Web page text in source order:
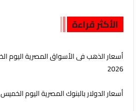
الأكثر قراءة
2026
أسعار الدولار بالبنوك المصرية اليوم الخميس 6 أغسطس 2026